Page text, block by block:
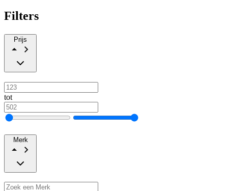
Filters
Prijs
tot
Merk